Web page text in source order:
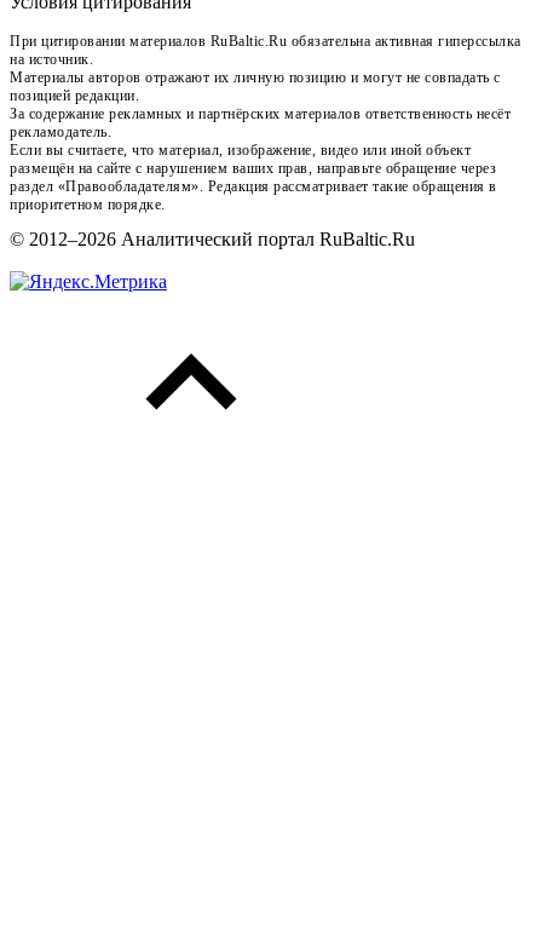
При цитировании материалов RuBaltic.Ru обязательна активная гиперссылка
на источник.
Материалы авторов отражают их личную позицию и могут не совпадать с
позицией редакции.
За содержание рекламных и партнёрских материалов ответственность несёт
рекламодатель.
Если вы считаете, что материал, изображение, видео или иной объект
размещён на сайте с нарушением ваших прав, направьте обращение через
раздел «Правообладателям». Редакция рассматривает такие обращения в
приоритетном порядке.
© 2012–2026 Аналитический портал RuBaltic.Ru